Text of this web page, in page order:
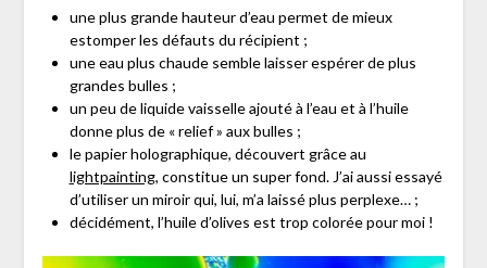
une plus grande hauteur d’eau permet de mieux
estomper les défauts du récipient ;
une eau plus chaude semble laisser espérer de plus
grandes bulles ;
un peu de liquide vaisselle ajouté à l’eau et à l’huile
donne plus de « relief » aux bulles ;
le papier holographique, découvert grâce au
lightpainting, constitue un super fond. J’ai aussi essayé
d’utiliser un miroir qui, lui, m’a laissé plus perplexe… ;
décidément, l’huile d’olives est trop colorée pour moi !